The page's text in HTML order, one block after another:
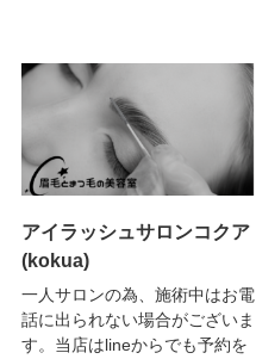
アイラッシュサロンコクア
(kokua)
一人サロンの為、施術中はお電
話に出られない場合がございま
す。当店はlineからでも予約を